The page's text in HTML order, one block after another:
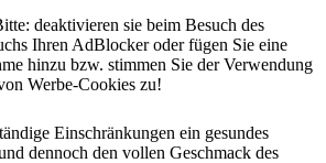
deaktivieren sie beim Besuch des
Ihren AdBlocker oder fügen Sie eine
hinzu bzw. stimmen Sie der Verwendung
Werbe-Cookies zu!
Einschränkungen ein gesundes
dennoch den vollen Geschmack des